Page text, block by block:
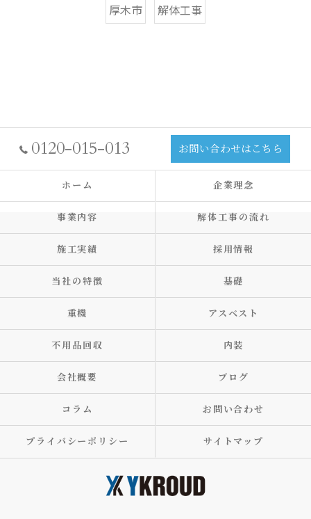
厚木市 解体工事
0120-015-013 お問い合わせはこちら
ホーム 企業理念
事業内容 解体工事の流れ
施工実績 採用情報
当社の特徴 基礎
重機 アスベスト
不用品回収 内装
会社概要 ブログ
コラム お問い合わせ
プライバシーポリシー サイトマップ